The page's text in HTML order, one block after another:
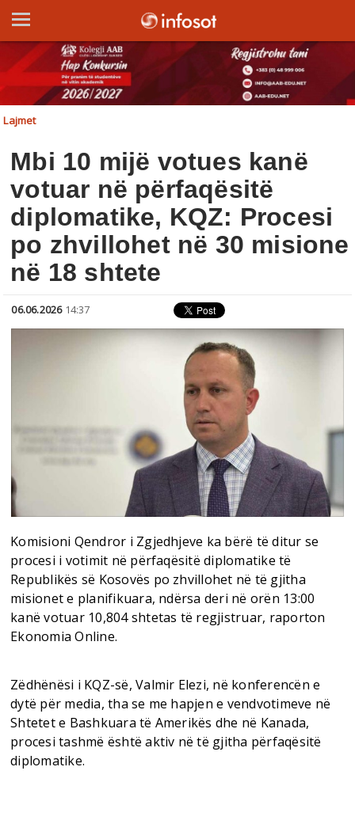
Lajmet
Mbi 10 mijë votues kanë
votuar në përfaqësitë
diplomatike, KQZ: Procesi
po zhvillohet në 30 misione
në 18 shtete
06.06.2026 14:37
Komisioni Qendror i Zgjedhjeve ka bërë të ditur se
procesi i votimit në përfaqësitë diplomatike të
Republikës së Kosovës po zhvillohet në të gjitha
misionet e planifikuara, ndërsa deri në orën 13:00
kanë votuar 10,804 shtetas të regjistruar, raporton
Ekonomia Online.
Zëdhënësi i KQZ-së, Valmir Elezi, në konferencën e
dytë për media, tha se me hapjen e vendvotimeve në
Shtetet e Bashkuara të Amerikës dhe në Kanada,
procesi tashmë është aktiv në të gjitha përfaqësitë
diplomatike.